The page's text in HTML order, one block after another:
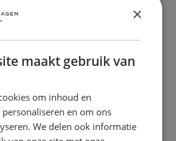
jouw bedrijfswagen
direct leverbaar
×
maakt gebruik van
om inhoud en
en om ons
We delen ook informatie